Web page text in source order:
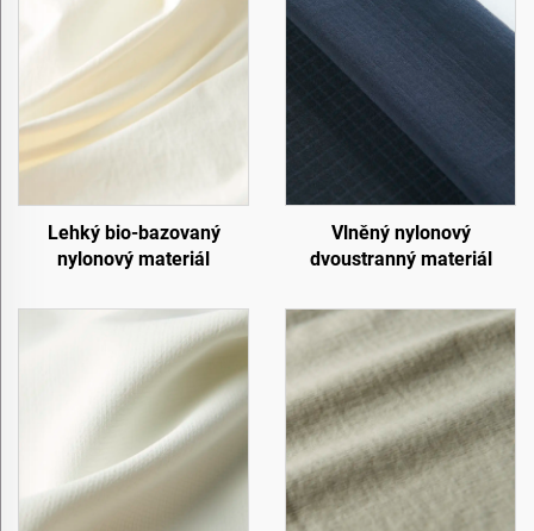
Lehký bio-bazovaný
nylonový materiál
Vlněný nylonový
dvoustranný materiál